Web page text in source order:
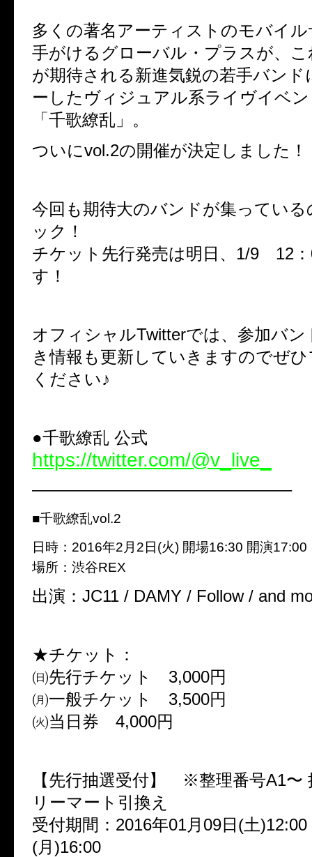
多くの著名アーティストのモバイ
手がけるグローバル・プラスが、
が期待される新進気鋭の若手バンド
ーしたヴィジュアル系ライヴイベ
「千歌繚乱」。
ついにvol.2の開催が決定しました！
今回も期待大のバンドが集ってい
ック！
チケット先行発売は明日、1/9 12
す！
オフィシャルTwitterでは、参加バ
き情報も更新していきますのでぜ
ください♪
●千歌繚乱 公式
https://twitter.com/@v_live_
———————————————–
■千歌繚乱vol.2
日時：2016年2月2日(火) 開場16:30 開演17:00
場所：渋谷REX
出演：JC11 / DAMY / Follow / and
★チケット：
㈰先行チケット 3,000円
㈪一般チケット 3,500円
㈫当日券 4,000円
【先行抽選受付】 ※整理番号A1〜
リーマート引換え
受付期間：2016年01月09日(土
(月)16:00